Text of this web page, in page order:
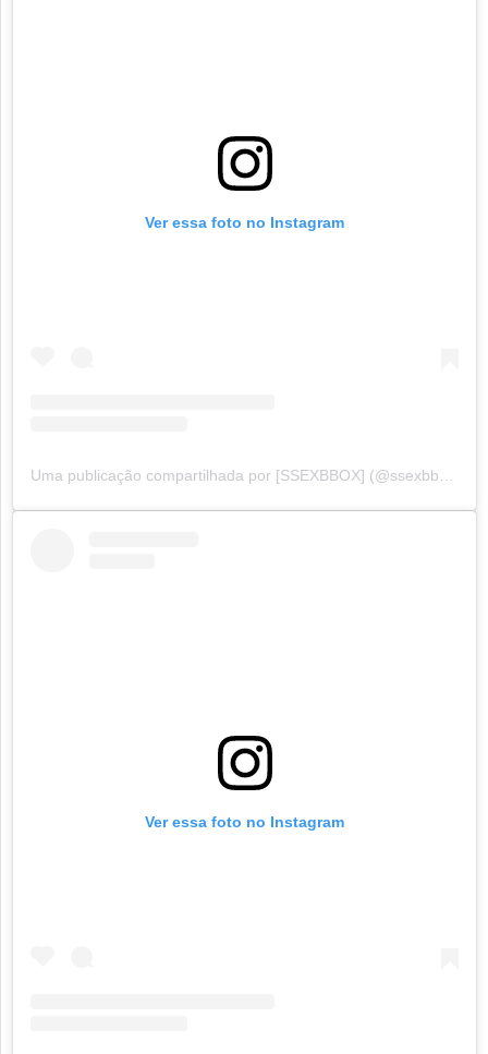
Ver essa foto no Instagram
Uma publicação compartilhada por [SSEXBBOX] (@ssexbbox)
Ver essa foto no Instagram